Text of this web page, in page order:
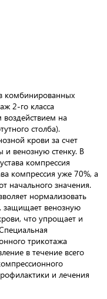
комбинированных
2-го класса
на
столба).
крови за счет
венозную стенку. В
компрессия
компрессия уже 70%, а
начального значения.
нормализовать
защищает венозную
что упрощает и
трикотажа
в течение всего
и лечения